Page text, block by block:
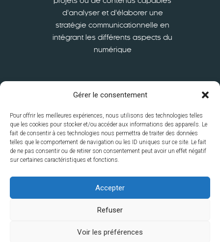
Gérer le consentement
Pour offrir les meilleures expériences, nous utilisons des technologies telles
que les cookies pour stocker et/ou accéder aux informations des appareils. Le
fait de consentir à ces technologies nous permettra de traiter des données
telles que le comportement de navigation ou les ID uniques sur ce site. Le fait
de ne pas consentir ou de retirer son consentement peut avoir un effet négatif
sur certaines caractéristiques et fonctions.
Accepter
Refuser
Voir les préférences
d’analyser et d’élaborer une
stratégie communicationnelle en
intégrant les différents aspects du
numérique
ISFSC S’inscrire
La recherche à l’ISFSC
Le
service à la Collectivité
Politique de vie privée
Politique des cookies